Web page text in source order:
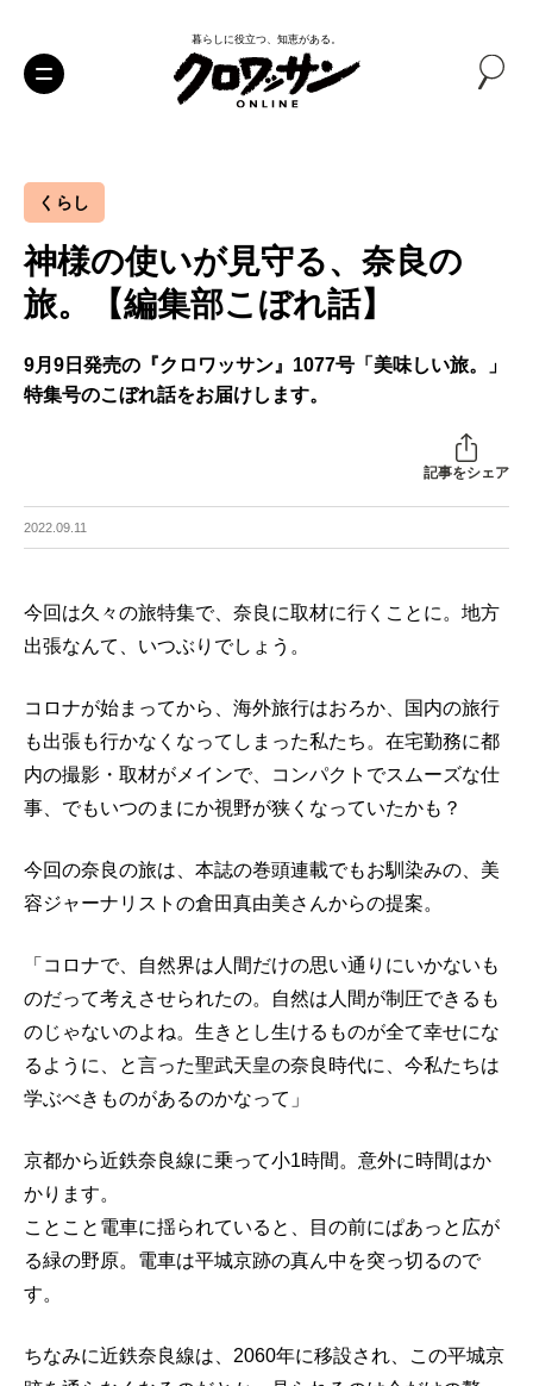
暮らしに役立つ、知恵がある。
くらし
神様の使いが見守る、奈良の
旅。【編集部こぼれ話】
9月9日発売の『クロワッサン』1077号「美味しい旅。」
特集号のこぼれ話をお届けします。
記事をシェア
2022.09.11
今回は久々の旅特集で、奈良に取材に行くことに。地方
出張なんて、いつぶりでしょう。
コロナが始まってから、海外旅行はおろか、国内の旅行
も出張も行かなくなってしまった私たち。在宅勤務に都
内の撮影・取材がメインで、コンパクトでスムーズな仕
事、でもいつのまにか視野が狭くなっていたかも？
今回の奈良の旅は、本誌の巻頭連載でもお馴染みの、美
容ジャーナリストの倉田真由美さんからの提案。
「コロナで、自然界は人間だけの思い通りにいかないも
のだって考えさせられたの。自然は人間が制圧できるも
のじゃないのよね。生きとし生けるものが全て幸せにな
るように、と言った聖武天皇の奈良時代に、今私たちは
学ぶべきものがあるのかなって」
京都から近鉄奈良線に乗って小1時間。意外に時間はか
かります。
ことこと電車に揺られていると、目の前にぱあっと広が
る緑の野原。電車は平城京跡の真ん中を突っ切るので
す。
ちなみに近鉄奈良線は、2060年に移設され、この平城京